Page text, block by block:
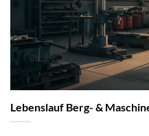
Lebenslauf Berg- &